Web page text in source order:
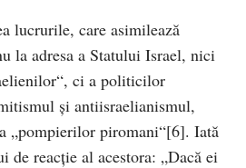
lucrurile, care asimilează
la adresa a Statului Israel, nici
ci a politicilor
și antiisraelianismul,
„pompierilor piromani“[6]. Iată
de reacție al acestora: „Dacă ei